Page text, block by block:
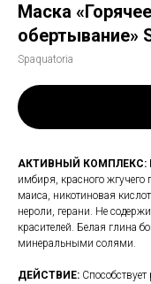
Маска
обертывание»
Spaquatoria
AКТИВНЫЙ КОМПЛЕКС:
имбиря, красного
маиса, никотиновая
нероли, герани. Не
красителей. Белая глина
минеральными солями.
ДЕЙСТВИЕ: